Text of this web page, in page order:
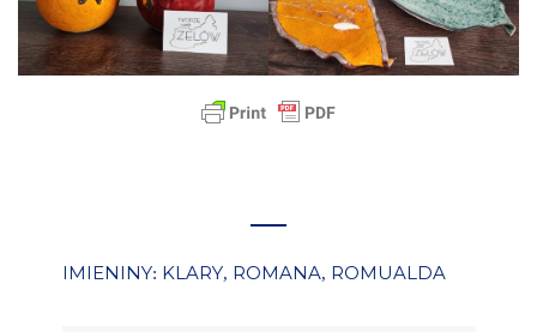
IMIENINY: KLARY, ROMANA, ROMUALDA